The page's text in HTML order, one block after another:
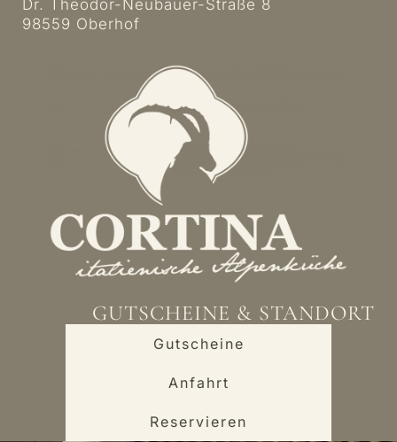
Dr. Theodor-Neubauer-Straße 8
98559 Oberhof
GUTSCHEINE & STANDORT
Gutscheine
Anfahrt
Reservieren